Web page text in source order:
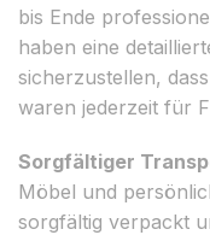
bis Ende
haben eine
sicherzustellen,
waren jederzeit für
Sorgfältiger
Möbel und
sorgfältig verpackt